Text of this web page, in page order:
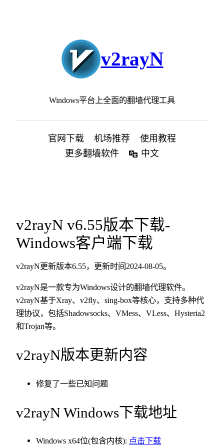
v2rayN
Windows平台上全面的翻墙代理工具
官网下载 机场推荐
使用教程
更多翻墙软件
中文
v2rayN v6.55版本下载-
Windows客户端下载
v2rayN更新版本6.55，更新时间2024-08-05。
v2rayN是一款专为Windows设计的翻墙代理软件。
v2rayN基于Xray、v2fly、sing-box等核心，支持多种代
理协议，包括Shadowsocks、VMess、VLess、Hysteria2
和Trojan等。
v2rayN版本更新内容
修复了一些已知问题
v2rayN Windows下载地址
Windows x64位(包含内核): 点击下载